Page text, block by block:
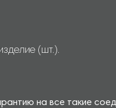
(шт.).
на все такие